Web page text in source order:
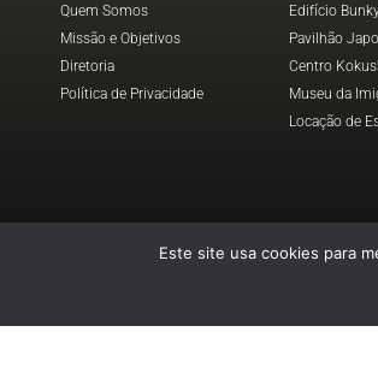
Quem Somos
Missão e Objetivos
Diretoria
Política de Privacidade
Edifício
Pavilhão
Centro
Museu da
Locação de
Este site usa cookies para